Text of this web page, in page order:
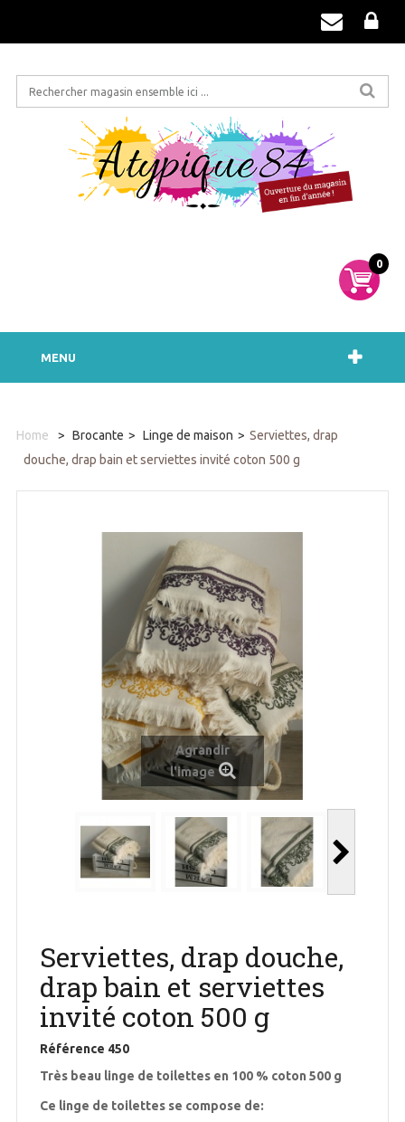
0
MENU
Home > Brocante > Linge de maison > Serviettes, drap
douche, drap bain et serviettes invité coton 500 g
Agrandir
l'image
Serviettes, drap douche,
drap bain et serviettes
invité coton 500 g
Référence 450
Très beau linge de toilettes en 100 % coton 500 g
Ce linge de toilettes se compose de: